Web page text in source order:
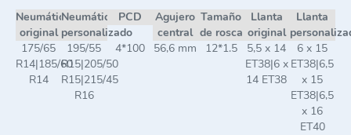
Neumático
original
Neumático
personalizado
PCD
Agujero
central
Tamaño
de rosca
Llanta
original
Llanta
175/65
R14|185/60
R14
195/55
R15|205/50
R15|215/45
R16
4*100 56,6 mm 12*1.5
5,5 x 14
ET38|6 x
14 ET38
6 x 15
ET38|6,5
x 15
ET38|6,5
x 16
ET40